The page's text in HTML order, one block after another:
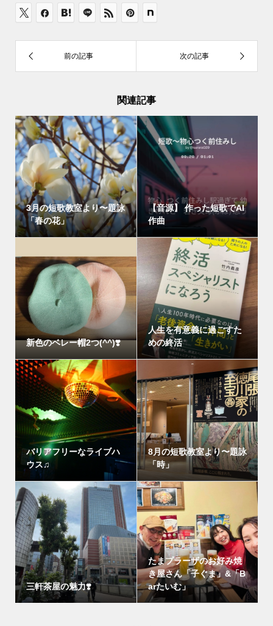
関連記事
3月の短歌教室より〜題詠
「春の花」
【音源】 作った短歌でAI
作曲
新色のベレー帽2つ(^^)❣️
人生を有意義に過ごすた
めの終活
バリアフリーなライブハ
ウス♫
8月の短歌教室より〜題詠
「時」
三軒茶屋の魅力❣️
たまプラーザのお好み焼
き屋さん「子ぐま」&「B
arたいむ」